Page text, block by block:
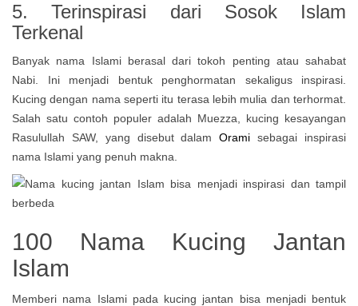
5. Terinspirasi dari Sosok Islam
Terkenal
Banyak nama Islami berasal dari tokoh penting atau sahabat
Nabi. Ini menjadi bentuk penghormatan sekaligus inspirasi.
Kucing dengan nama seperti itu terasa lebih mulia dan terhormat.
Salah satu contoh populer adalah Muezza, kucing kesayangan
Rasulullah SAW, yang disebut dalam
Orami sebagai inspirasi
nama Islami yang penuh makna.
100 Nama Kucing Jantan
Islam
Memberi nama Islami pada kucing jantan bisa menjadi bentuk